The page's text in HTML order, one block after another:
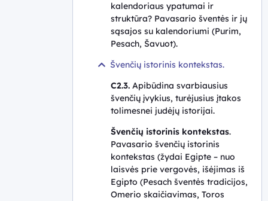
kalendoriaus ypatumai ir
struktūra? Pavasario šventės ir jų
sąsajos su kalendoriumi (Purim,
Pesach, Šavuot).
Švenčių istorinis kontekstas.
C2.3. Apibūdina svarbiausius
švenčių įvykius, turėjusius įtakos
tolimesnei judėjų istorijai.
Švenčių istorinis kontekstas.
Pavasario švenčių istorinis
kontekstas (žydai Egipte – nuo
laisvės prie vergovės, išėjimas iš
Egipto (Pesach šventės tradicijos,
Omerio skaičiavimas, Toros